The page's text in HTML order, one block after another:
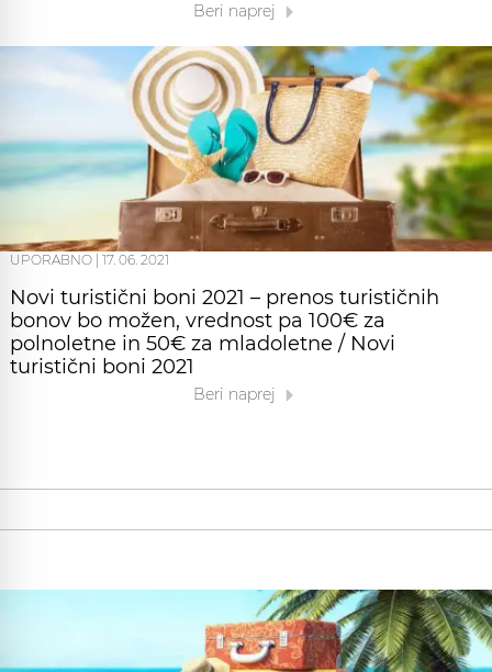
Beri naprej
UPORABNO 17. 06. 2021
Novi turistični boni 2021 – prenos turističnih
bonov bo možen, vrednost pa 100€ za
polnoletne in 50€ za mladoletne / Novi
turistični boni 2021
Beri naprej